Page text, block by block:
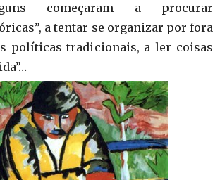
começaram a procurar
a tentar se organizar por fora
políticas tradicionais, a ler coisas